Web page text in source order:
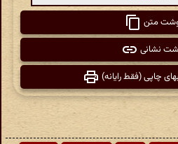
متن
نشانی
چاپی (فقط رایانه)